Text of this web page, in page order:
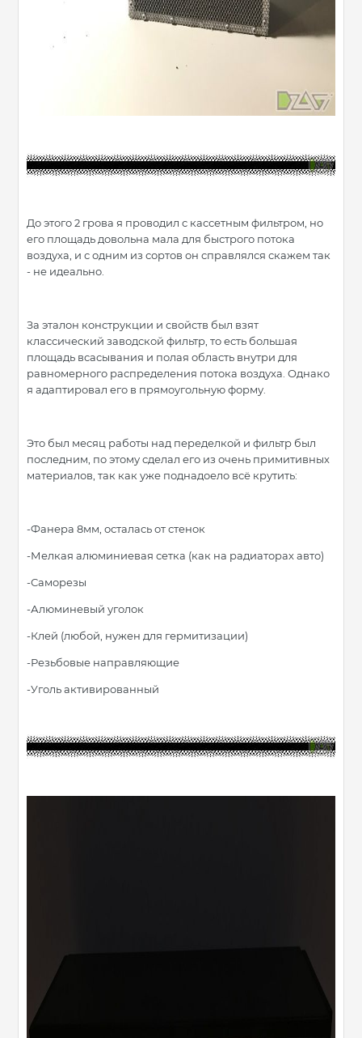
До этого 2 грова я проводил с кассетным фильтром, но
его площадь довольна мала для быстрого потока
воздуха, и с одним из сортов он справлялся скажем так
- не идеально.
За эталон конструкции и свойств был взят
классический заводской фильтр, то есть большая
площадь всасывания и полая область внутри для
равномерного распределения потока воздуха. Однако
я адаптировал его в прямоугольную форму.
Это был месяц работы над переделкой и фильтр был
последним, по этому сделал его из очень примитивных
материалов, так как уже поднадоело всё крутить:
-Фанера 8мм, осталась от стенок
-Мелкая алюминиевая сетка (как на радиаторах авто)
-Саморезы
-Алюминевый уголок
-Клей (любой, нужен для гермитизации)
-Резьбовые направляющие
-Уголь активированный